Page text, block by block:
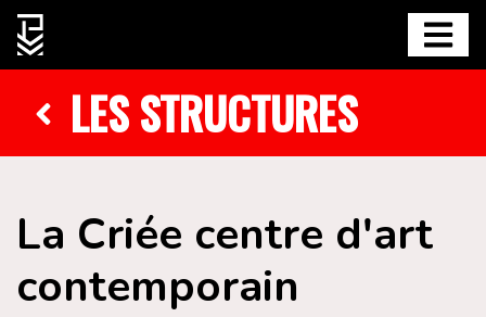
LES STRUCTURES
La Criée centre d'art
contemporain